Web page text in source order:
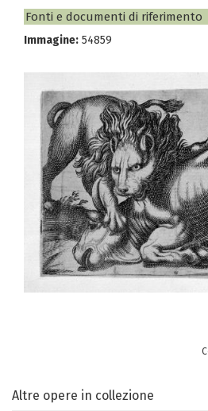
Fonti e documenti di riferimento
Immagine: 54859
Altre opere in collezione